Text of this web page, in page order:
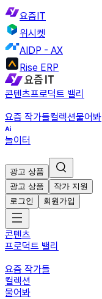
요즘IT
위시켓
AIDP - AX
Rise ERP
콘텐츠프로덕트 밸리
요즘 작가들컬렉션물어봐
놀이터
광고 상품
광고 상품
작가 지원
로그인
회원가입
콘텐츠
프로덕트 밸리
요즘 작가들
컬렉션
물어봐